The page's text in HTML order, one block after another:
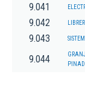
9.041
9.042
9.043
9.044